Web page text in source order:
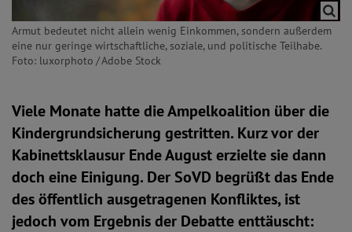
Armut bedeutet nicht allein wenig Einkommen, sondern außerdem
eine nur geringe wirtschaftliche, soziale, und politische Teilhabe.
Foto: luxorphoto / Adobe Stock
Viele Monate hatte die Ampelkoalition über die
Kindergrundsicherung gestritten. Kurz vor der
Kabinettsklausur Ende August erzielte sie dann
doch eine Einigung. Der SoVD begrüßt das Ende
des öffentlich ausgetragenen Konfliktes, ist
jedoch vom Ergebnis der Debatte enttäuscht: